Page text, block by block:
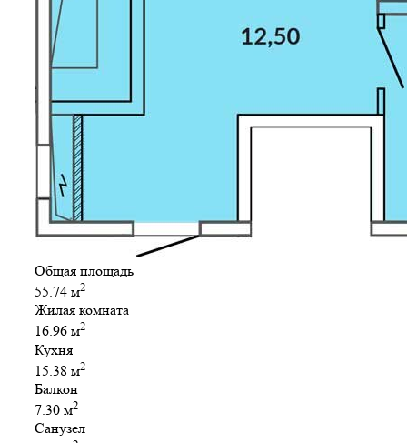
Общая площадь
55.74 м2
Жилая комната
16.96 м2
Кухня
15.38 м2
Балкон
7.30 м2
Санузел